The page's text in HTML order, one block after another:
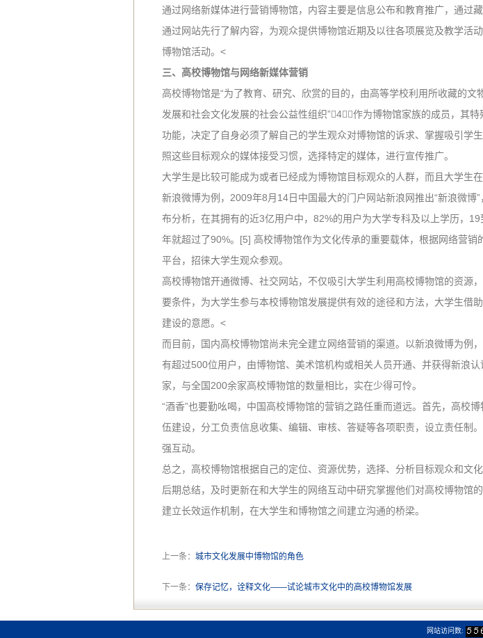
通过网络新媒体进行营销博物馆，内容主要是信息公布和教育推广，通过
通过网站先行了解内容，为观众提供博物馆近期及以往各项展览及教学活
博物馆活动。<
三、高校博物馆与网络新媒体营销
高校博物馆是“为了教育、研究、欣赏的目的，由高等学校利用所收藏的
发展和社会文化发展的社会公益性组织”4，作为博物馆家族的成员，其
功能，决定了自身必须了解自己的学生观众对博物馆的诉求、掌握吸引学
照这些目标观众的媒体接受习惯，选择特定的媒体，进行宣传推广。
大学生是比较可能成为或者已经成为博物馆目标观众的人群，而且大学生
新浪微博为例，2009年8月14日中国最大的门户网站新浪网推出“新浪微
布分析，在其拥有的近3亿用户中，82%的用户为大学专科及以上学历，
年就超过了90%。[5] 高校博物馆作为文化传承的重要载体，根据网络营
平台，招徕大学生观众参观。
高校博物馆开通微博、社交网站，不仅吸引大学生利用高校博物馆的资源
要条件，为大学生参与本校博物馆发展提供有效的途径和方法，大学生借
建设的意愿。<
而目前，国内高校博物馆尚未完全建立网络营销的渠道。以新浪微博为例
有超过500位用户，由博物馆、美术馆机构或相关人员开通、并获得新浪
家，与全国200余家高校博物馆的数量相比，实在少得可怜。
“酒香”也要勤吆喝，中国高校博物馆的营销之路任重而道远。首先，高校
伍建设，分工负责信息收集、编辑、审核、答疑等各项职责，设立责任制
强互动。
总之，高校博物馆根据自己的定位、资源优势，选择、分析目标观众和文
后期总结，及时更新在和大学生的网络互动中研究掌握他们对高校博物馆
建立长效运作机制，在大学生和博物馆之间建立沟通的桥梁。
上一条： 城市文化发展中博物馆的角色
下一条： 保存记忆，诠释文化——试论城市文化中的高校博物馆发展
网站访问数: